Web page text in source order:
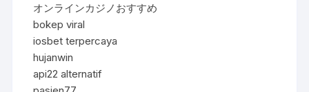
オンラインカジノおすすめ
bokep viral
iosbet terpercaya
hujanwin
api22 alternatif